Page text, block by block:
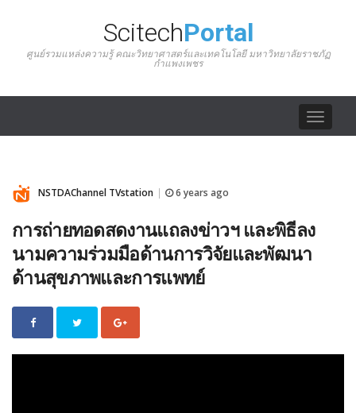
ScitechPortal
ศูนย์รวมแหล่งความรู้ คณะวิทยาศาสตร์และเทคโนโลยี มหาวิทยาลัยราชภัฏ
กำแพงเพชร
Toggle
NSTDAChannel TVstation 6 years ago
การถ่ายทอดสดงานแถลงข่าวฯ และพิธีลง
นามความร่วมมือด้านการวิจัยและพัฒนา
ด้านสุขภาพและการแพทย์